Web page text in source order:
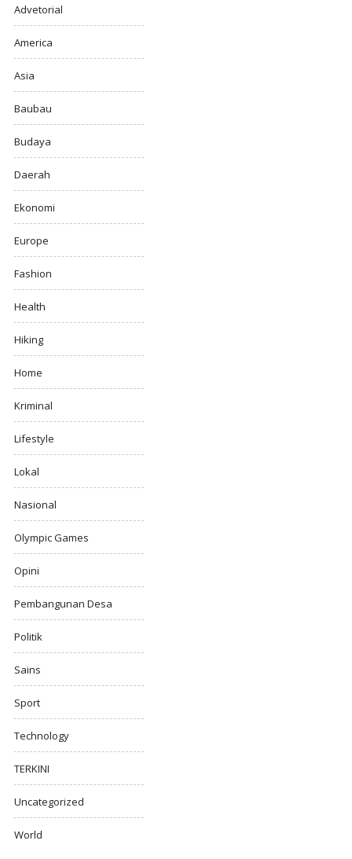
Advetorial
America
Asia
Baubau
Budaya
Daerah
Ekonomi
Europe
Fashion
Health
Hiking
Home
Kriminal
Lifestyle
Lokal
Nasional
Olympic Games
Opini
Pembangunan Desa
Politik
Sains
Sport
Technology
TERKINI
Uncategorized
World